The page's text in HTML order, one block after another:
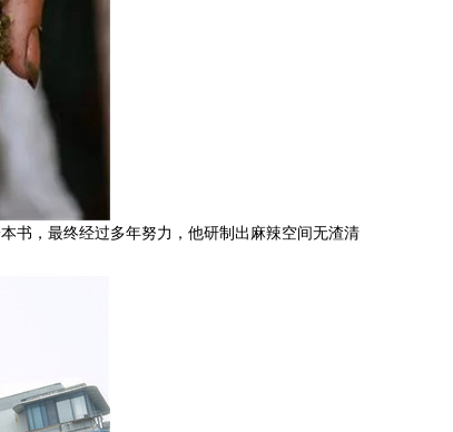
书，最终经过多年努力，他研制出麻辣空间无渣清